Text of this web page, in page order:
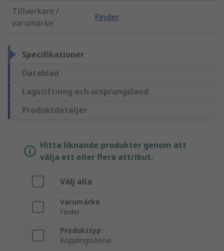
Tillverkare /
varumärke:
Finder
Specifikationer
Datablad
Lagstiftning och ursprungsland
Produktdetaljer
Hitta liknande produkter genom att
välja ett eller flera attribut.
Välj alla
Varumärke
Finder
Produkttyp
Kopplingsskena